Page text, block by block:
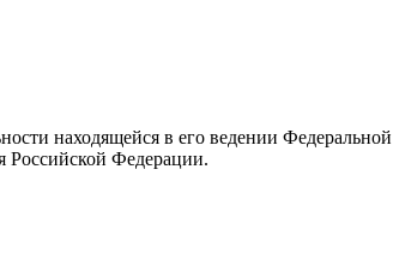
находящейся в его ведении
Российской Федерации.